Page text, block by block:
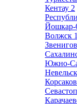
Кентау 2
Йошкар-
Волжск 1
Южно-
Невельск
Корсаков